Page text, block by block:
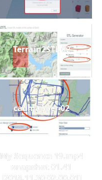
Terrain2STL 02
cadmapper 02
My Sequence 19.mp4
snapshot 01.41